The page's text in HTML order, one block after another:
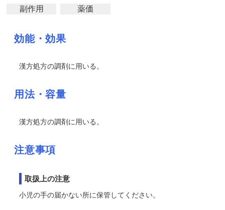
副作用
薬価
効能・効果
漢方処方の調剤に用いる。
用法・容量
漢方処方の調剤に用いる。
注意事項
取扱上の注意
小児の手の届かない所に保管してください。